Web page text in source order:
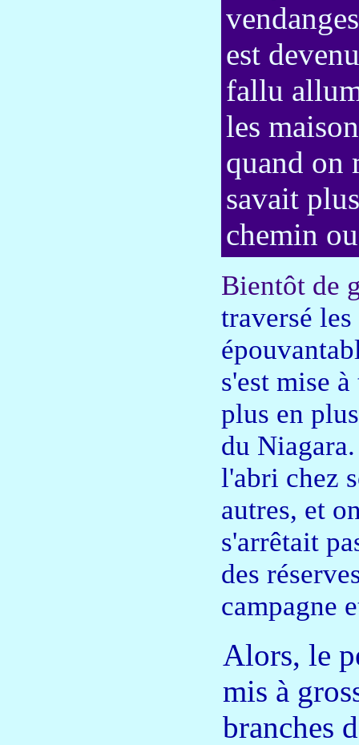
est
fallu
les
quand on
savait
chemin
Bientôt de
traversé
s'est mise
plus en
du
l'abri chez
autres, et
s'arrêtait
des
campagne
Alors, le
mis à
branches